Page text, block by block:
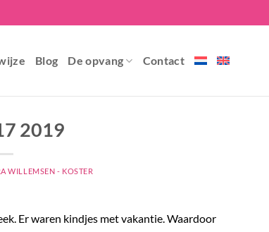
Blog De opvang Contact
2019
WILLEMSEN - KOSTER
Er waren kindjes met vakantie. Waardoor